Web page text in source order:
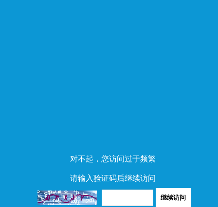
对不起，您访问过于频繁
请输入验证码后继续访问
继续访问